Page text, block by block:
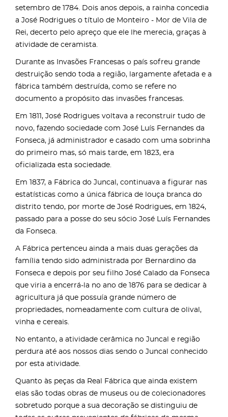
setembro de 1784. Dois anos depois, a rainha concedia
a José Rodrigues o título de Monteiro - Mor de Vila de
Rei, decerto pelo apreço que ele lhe merecia, graças à
atividade de ceramista.
Durante as Invasões Francesas o país sofreu grande
destruição sendo toda a região, largamente afetada e a
fábrica também destruída, como se refere no
documento a propósito das invasões francesas.
Em 1811, José Rodrigues voltava a reconstruir tudo de
novo, fazendo sociedade com José Luís Fernandes da
Fonseca, já administrador e casado com uma sobrinha
do primeiro mas, só mais tarde, em 1823, era
oficializada esta sociedade.
Em 1837, a Fábrica do Juncal, continuava a figurar nas
estatísticas como a única fábrica de louça branca do
distrito tendo, por morte de José Rodrigues, em 1824,
passado para a posse do seu sócio José Luís Fernandes
da Fonseca.
A Fábrica pertenceu ainda a mais duas gerações da
família tendo sido administrada por Bernardino da
Fonseca e depois por seu filho José Calado da Fonseca
que viria a encerrá-la no ano de 1876 para se dedicar à
agricultura já que possuía grande número de
propriedades, nomeadamente com cultura de olival,
vinha e cereais.
No entanto, a atividade cerâmica no Juncal e região
perdura até aos nossos dias sendo o Juncal conhecido
por esta atividade.
Quanto às peças da Real Fábrica que ainda existem
elas são todas obras de museus ou de colecionadores
sobretudo porque a sua decoração se distinguiu de